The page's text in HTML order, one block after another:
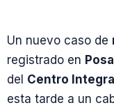
Un nuevo caso de
registrado en
del Centro
esta tarde a un